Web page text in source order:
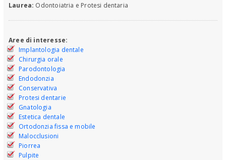
Laurea: Odontoiatria e Protesi dentaria
Aree di interesse:
Implantologia dentale
Chirurgia orale
Parodontologia
Endodonzia
Conservativa
Protesi dentarie
Gnatologia
Estetica dentale
Ortodonzia fissa e mobile
Malocclusioni
Piorrea
Pulpite